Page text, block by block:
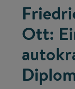
Ott: